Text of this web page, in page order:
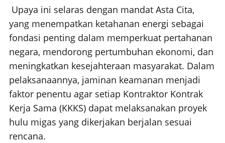
Upaya ini selaras dengan mandat Asta Cita,
yang menempatkan ketahanan energi sebagai
fondasi penting dalam memperkuat pertahanan
negara, mendorong pertumbuhan ekonomi, dan
meningkatkan kesejahteraan masyarakat. Dalam
pelaksanaannya, jaminan keamanan menjadi
faktor penentu agar setiap Kontraktor Kontrak
Kerja Sama (KKKS) dapat melaksanakan proyek
hulu migas yang dikerjakan berjalan sesuai
rencana.